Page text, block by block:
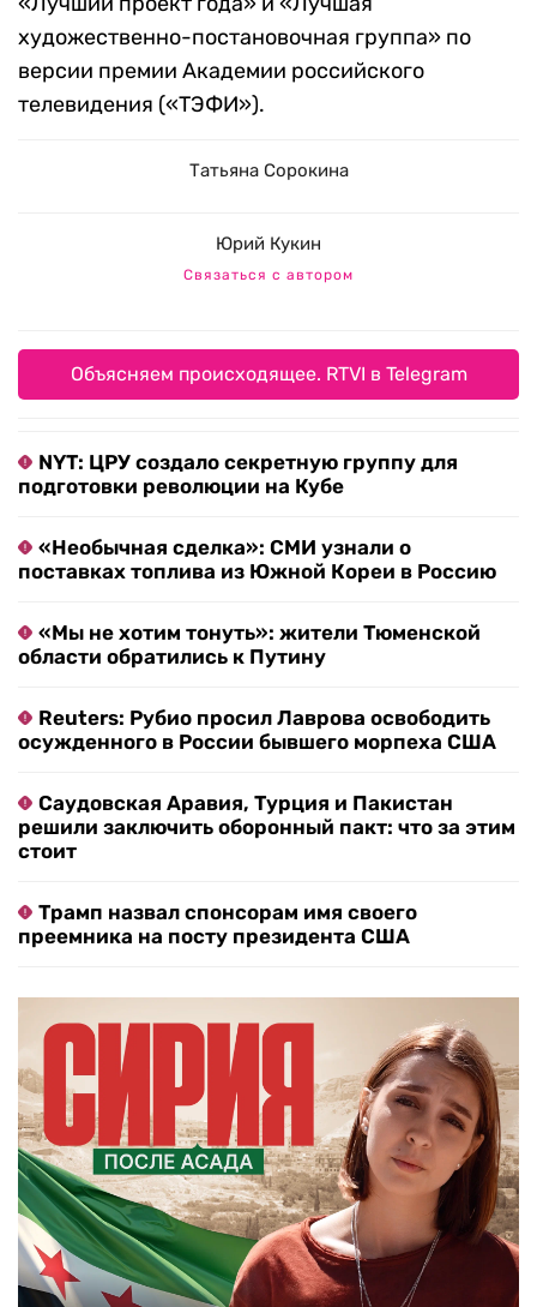
художественно-постановочная группа» по
версии премии Академии российского
телевидения («ТЭФИ»).
Татьяна Сорокина
Юрий Кукин
Связаться с автором
Объясняем происходящее. RTVI в Telegram
NYT: ЦРУ создало секретную группу для
подготовки революции на Кубе
«Необычная сделка»: СМИ узнали о
поставках топлива из Южной Кореи в Россию
«Мы не хотим тонуть»: жители Тюменской
области обратились к Путину
Reuters: Рубио просил Лаврова освободить
осужденного в России бывшего морпеха США
Саудовская Аравия, Турция и Пакистан
решили заключить оборонный пакт: что за этим
стоит
Трамп назвал спонсорам имя своего
преемника на посту президента США